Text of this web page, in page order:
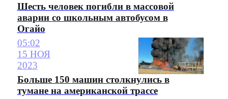
Шесть человек погибли в массовой
аварии со школьным автобусом в
Огайо
05:02
15 НОЯ
2023
Больше 150 машин столкнулись в
тумане на американской трассе